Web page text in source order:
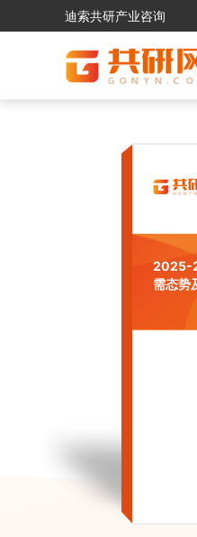
迪索共研产业咨询
2025-
需态势